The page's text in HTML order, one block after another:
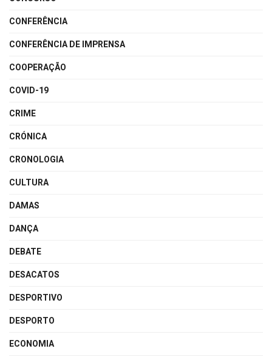
CONFERÊNCIA
CONFERÊNCIA DE IMPRENSA
COOPERAÇÃO
COVID-19
CRIME
CRÓNICA
CRONOLOGIA
CULTURA
DAMAS
DANÇA
DEBATE
DESACATOS
DESPORTIVO
DESPORTO
ECONOMIA